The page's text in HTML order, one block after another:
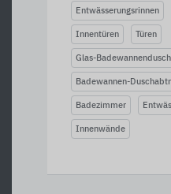
Entwässerungsrinnen
Innentüren Türen
Glas-
Badewannen-
Badezimmer
Innenwände